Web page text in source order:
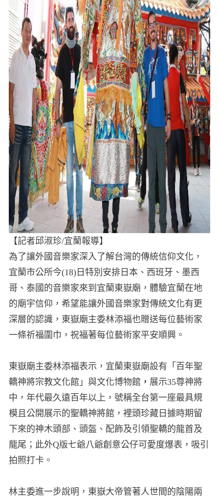
【記者邱淑珍/宜蘭報導】
為了讓外國音樂家深入了解台灣的傳統信仰文化，
宜蘭市公所今(18)日特別安排日本、西班牙、墨西
哥、泰國的音樂家來到宜蘭東嶽廟，體驗宜蘭在地
的廟宇信仰，希望能讓外國音樂家對傳統文化有更
深層的認識，東嶽廟主委林添福也贈送每位藝術家
一條祈福圍巾，祝福著每位藝術家平安順興。
東嶽廟主委林添福表示，宜蘭東嶽廟設有「百年聖
轎神將宗教文化館」與文化博物館 ， 展示35尊神將
中，年代最久遠百年以上，號稱全台第一座最具規
模且公開展示的聖轎神將館，裡頭珍藏日據時期留
下來的神木頭部、頭盔、配飾及引領聖轎的龍首及
龍尾；此外Q版七爺八爺創意公仔可愛度爆表，吸引
拍照打卡。
林主委進一步說明，東嶽大帝管著人世間的陰陽兩